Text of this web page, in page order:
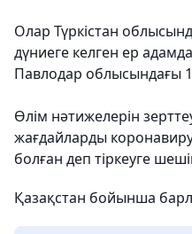
Олар Түркістан
дүниеге келген ер
Павлодар облысындағы
Өлім нәтижелерін
жағдайларды
болған деп тіркеуге
Қазақстан бойынша